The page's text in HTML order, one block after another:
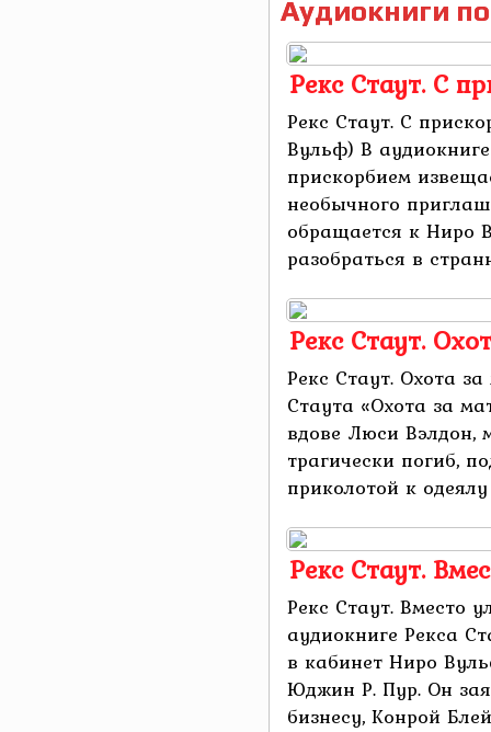
Аудиокниги
Рекс Стаут. С
Рекс Стаут. С
Вульф) В
прискорбием
необычного
обращается к Ниро
разобраться в
Рекс Стаут.
Рекс Стаут. Охота
Стаута «Охота за
вдове Люси Вэлдон,
трагически погиб,
приколотой к
Рекс Стаут.
Рекс Стаут. Вместо
аудиокниге Рекса
в кабинет Ниро
Юджин Р. Пур. Он
бизнесу, Конрой